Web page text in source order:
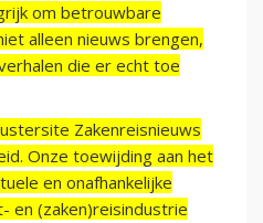
om betrouwbare
alleen nieuws brengen,
die er echt toe
Zakenreisnieuws
Onze toewijding aan het
en onafhankelijke
en (zaken)reisindustrie